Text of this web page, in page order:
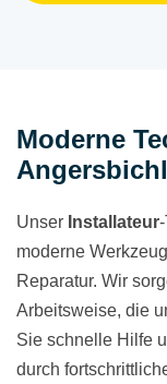
Moderne
Angersbichl
Unser Installateur
moderne
Reparatur. Wir
Arbeitsweise, die
Sie schnelle Hilfe
durch